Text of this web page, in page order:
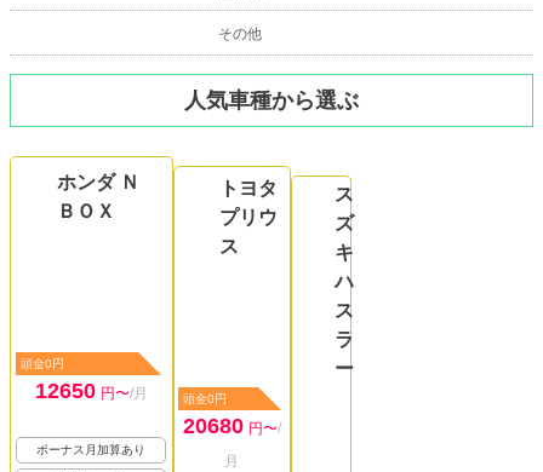
その他
人気車種から選ぶ
ホンダ Ｎ
ＢＯＸ
頭金0円
12650 円〜/月
ボーナス月加算あり
トヨタ
プリウ
ス
頭金0円
20680 円〜/
月
ス
ズ
キ
ハ
ス
ラ
ー